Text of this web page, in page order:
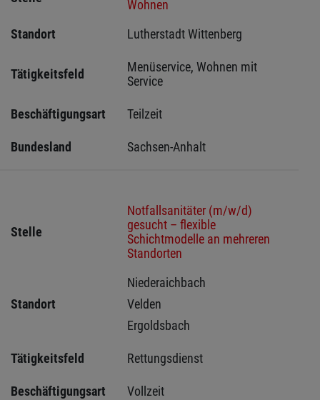
Wohnen
Standort
Lutherstadt Wittenberg
Tätigkeitsfeld
Menüservice, Wohnen mit
Service
Beschäftigungsart Teilzeit
Bundesland Sachsen-Anhalt
Stelle
Notfallsanitäter (m/w/d)
gesucht – flexible
Schichtmodelle an mehreren
Standorten
Standort
Niederaichbach
Velden
Ergoldsbach
Tätigkeitsfeld Rettungsdienst
Beschäftigungsart Vollzeit